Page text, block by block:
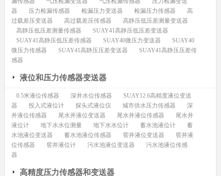
器
压力检漏传感器 检漏压力变送器 检漏压力传感器
高
过载差压变送器
高过载差压传感器
高静压低压差测量变送器
高静压低压差测量传感器
SUAY41高静压低压差变送器
SUAY41高静压低压差传感器
SUAY40微压力变送器
SUAY40
微压力传感器
SUAY41高静压压差变送器
SUAY41高静压压差传
感器
液位和压力传感器变送器
0.5米液位传感器 深井水位传感器
SUAY12.6高精度液位变送
器
投入式液位计 探头式液位仪 城市供水压力传感器
深
井液位传感器
尾水井液位变送器 尾水井液位传感器
尾水井
液位计
地下水水位测量 地下水水位计 蓄水池液位计
蓄
水池液位变送器
蓄水池液位传感器 窖井液位变送器
窖井液
位传感器
窖井液位计 污水池液位变送器
污水池液位传感
器
高精度压力传感器和变送器